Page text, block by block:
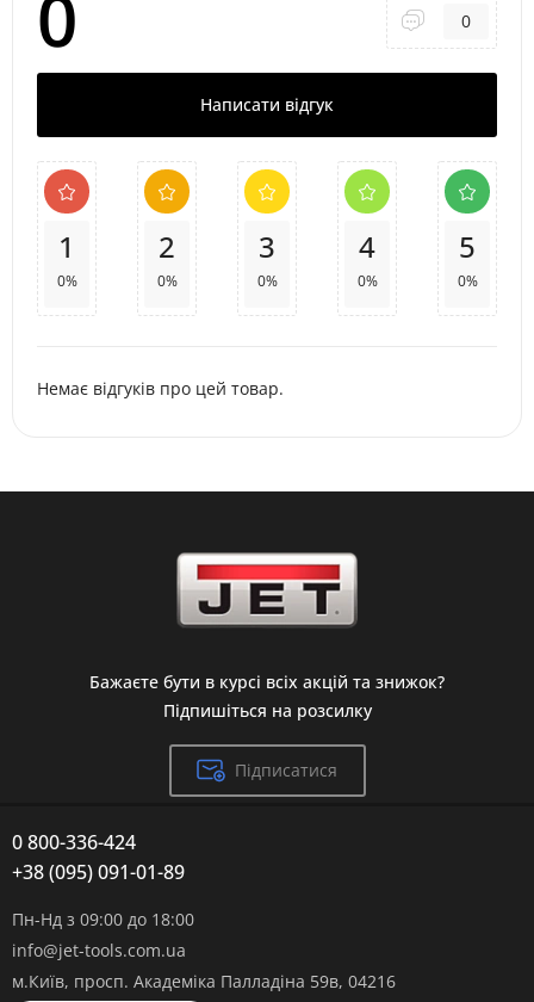
0
Написати відгук
1
0%
2
0%
3
0%
4
0%
5
0%
Немає відгуків про цей товар.
Бажаєте бути в курсі всіх акцій та знижок?
Підпишіться на розсилку
Підписатися
0 800-336-424
+38 (095) 091-01-89
Пн-Нд з 09:00 до 18:00
info@jet-tools.com.ua
м.Київ, просп. Академіка Палладіна 59в, 04216